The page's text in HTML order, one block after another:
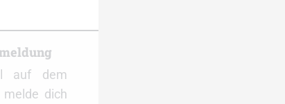
auf dem
melde dich